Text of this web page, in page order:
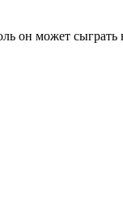
он может